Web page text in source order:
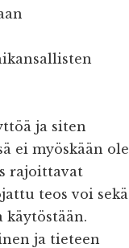
ja siten
ei myöskään ole
rajoittavat
teos voi sekä
käytöstään.
ja tieteen